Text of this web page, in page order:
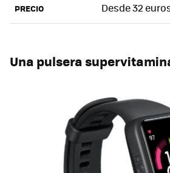
PRECIO Desde 32
Una pulsera